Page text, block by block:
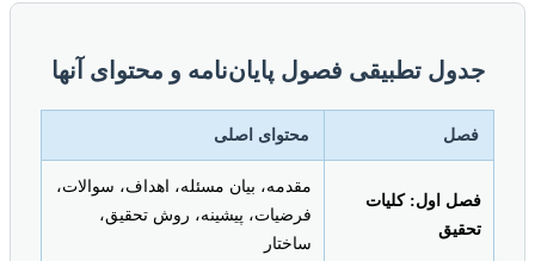
جدول تطبیقی فصول پایان‌نامه و محتوای آنها
فصل محتوای اصلی
فصل اول: کلیات
تحقیق
مقدمه، بیان مسئله، اهداف، سوالات،
فرضیات، پیشینه، روش تحقیق،
ساختار